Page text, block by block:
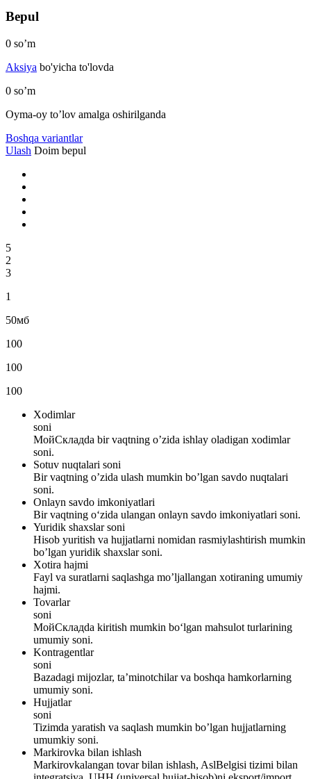
Bepul
0 so’m
Aksiya bo'yicha to'lovda
0 so’m
Oyma-oy to’lov amalga oshirilganda
Boshqa variantlar
Ulash Doim bepul
5
2
3
1
50мб
100
100
100
Xodimlar
soni
МойСкладda bir vaqtning o’zida ishlay oladigan xodimlar
soni.
Sotuv nuqtalari soni
Bir vaqtning o’zida ulash mumkin bo’lgan savdo nuqtalari
soni.
Onlayn savdo imkoniyatlari
Bir vaqtning o‘zida ulangan onlayn savdo imkoniyatlari soni.
Yuridik shaxslar soni
Hisob yuritish va hujjatlarni nomidan rasmiylashtirish mumkin
bo’lgan yuridik shaxslar soni.
Xotira hajmi
Fayl va suratlarni saqlashga mo’ljallangan xotiraning umumiy
hajmi.
Tovarlar
soni
МойСкладda kiritish mumkin bo‘lgan mahsulot turlarining
umumiy soni.
Kontragentlar
soni
Bazadagi mijozlar, ta’minotchilar va boshqa hamkorlarning
umumiy soni.
Hujjatlar
soni
Tizimda yaratish va saqlash mumkin bo’lgan hujjatlarning
umumkiy soni.
Markirovka bilan ishlash
Markirovkalangan tovar bilan ishlash, AslBelgisi tizimi bilan